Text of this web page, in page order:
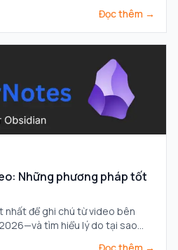
Đọc thêm →
Những phương pháp tốt
nhất để ghi chú từ video bên
tìm hiểu lý do tại sao
Đọc thêm →